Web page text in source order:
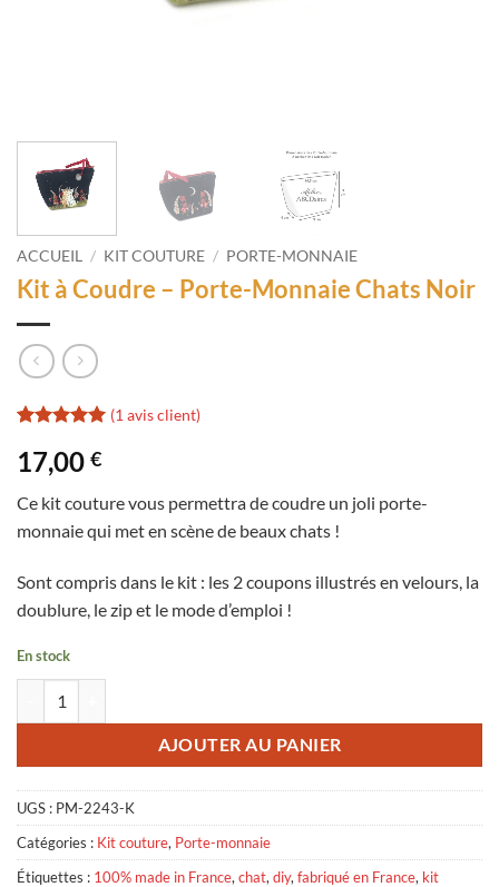
ACCUEIL / KIT COUTURE / PORTE-MONNAIE
Kit à Coudre – Porte-Monnaie Chats Noir
5 basé sur
notation
client
(1 avis client)
17,00 €
Ce kit couture vous permettra de coudre un joli porte-
monnaie qui met en scène de beaux chats !
Sont compris dans le kit : les 2 coupons illustrés en velours, la
doublure, le zip et le mode d’emploi !
En stock
AJOUTER AU PANIER
UGS : PM-2243-K
Catégories : Kit couture, Porte-monnaie
Étiquettes : 100% made in France, chat, diy, fabriqué en France, kit